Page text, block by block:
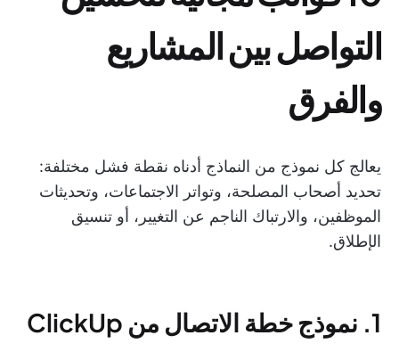
التواصل بين المشاريع
والفرق
يعالج كل نموذج من النماذج أدناه نقطة فشل مختلفة:
تحديد أصحاب المصلحة، وتواتر الاجتماعات، وتحديثات
الموظفين، والارتباك الناجم عن التغيير، أو تنسيق
الإطلاق.
1. نموذج خطة الاتصال من ClickUp